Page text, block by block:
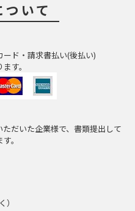
ついて
ド・請求書払い(後払い)
す。
だいた企業様で、書類提出して
。